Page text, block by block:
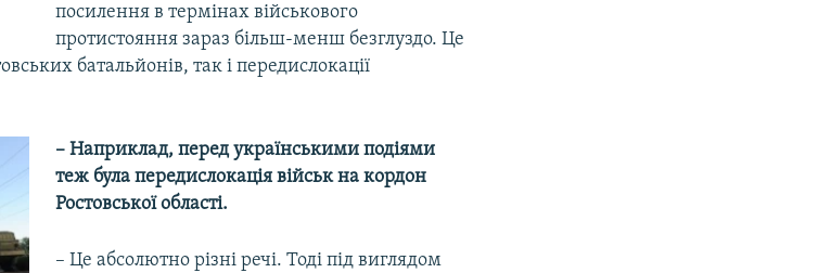
посилення в термінах військового
протистояння зараз більш-менш безглуздо. Це
батальйонів, так і передислокації
– Наприклад, перед українськими подіями
теж була передислокація військ на кордон
Ростовської області.
– Це абсолютно різні речі. Тоді під виглядом